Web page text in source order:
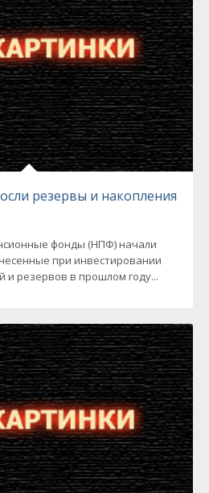
резервы и накопления
фонды (НПФ) начали
при инвестировании
и резервов в прошлом году...